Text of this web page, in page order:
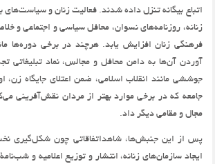
اتباع بيگانه تنزل داده شدند. فعاليت زنان و
زنانه، روزنامه‌‌هاي نسوان، محافل سياسي و اجتماعي و
فرهنگي زنان افزايش يابد. هرچند در برخي دوره‌ها
آوردن آن‌ها به دامن محافل و مجالس، نماد تبليغاتي
جوششي مانند انقلاب اسلامي، ضمن اعتلاي جايگاه زن،
جامعه كه در برخي موارد بهتر از مردان نقش‌آفريني
مجال و مقامي ديگر داد.
پس از اين جنبش‌ها، شاهداتفاقاتي چون شكل‌گيري
ايجاد سازمان‌هاي زنانه، انتشار و توزيع اعلاميه و